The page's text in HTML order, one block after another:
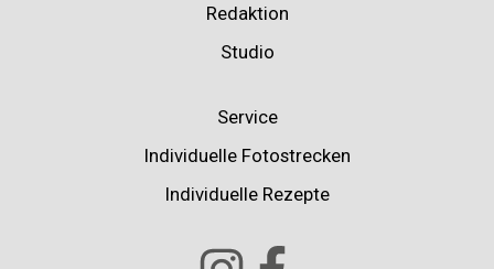
Redaktion
Studio
Service
Individuelle Fotostrecken
Individuelle Rezepte